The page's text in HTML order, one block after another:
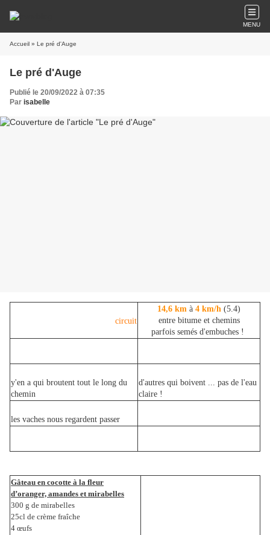
MENU
Accueil » Le pré d'Auge
Le pré d'Auge
Publié le 20/09/2022 à 07:35
Par isabelle
circuit
14,6 km à 4 km/h (5.4)
entre bitume et chemins
parfois semés d'embuches !
y'en a qui broutent tout le long du
chemin
d'autres qui boivent ... pas de l'eau
claire !
les vaches nous regardent passer
Gâteau en cocotte à la fleur
d’oranger, amandes et mirabelles
300 g de mirabelles
25cl de crème fraîche
4 œufs